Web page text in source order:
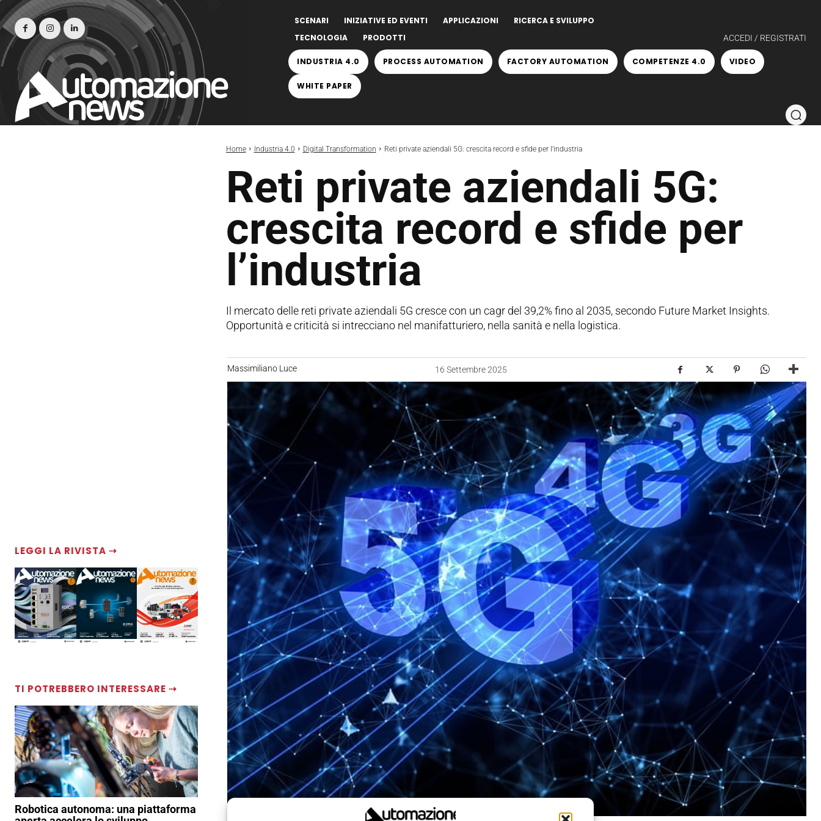
SCENARI INIZIATIVE ED EVENTI APPLICAZIONI
RICERCA E SVILUPPO
TECNOLOGIA
PRODOTTI ACCEDI / REGISTRATI
INDUSTRIA 4.0 PROCESS AUTOMATION FACTORY AUTOMATION COMPETENZE 4.0 VIDEO
WHITE PAPER
Home Industria 4.0 Digital Transformation Reti private aziendali 5G: crescita record e sfide per l’industria
Reti private aziendali 5G:
crescita record e sfide per
l’industria
Il mercato delle reti private aziendali 5G cresce con un cagr del 39,2% fino al 2035, secondo Future Market Insights.
Opportunità e criticità si intrecciano nel manifatturiero, nella sanità e nella logistica.
LEGGI LA RIVISTA ⇢
TI POTREBBERO INTERESSARE ⇢
Robotica autonoma: una piattaforma
Massimiliano Luce 16 Settembre 2025